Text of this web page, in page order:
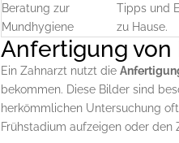
Beratung zur
Mundhygiene
Tipps und
zu Hause.
Anfertigung
Ein Zahnarzt nutzt die
bekommen. Diese Bilder sind
herkömmlichen Untersuchung
Frühstadium aufzeigen oder den